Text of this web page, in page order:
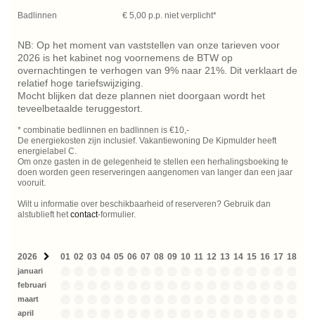
Badlinnen € 5,00 p.p. niet verplicht*
NB: Op het moment van vaststellen van onze tarieven voor
2026 is het kabinet nog voornemens de BTW op
overnachtingen te verhogen van 9% naar 21%. Dit verklaart de
relatief hoge tariefswijziging.
Mocht blijken dat deze plannen niet doorgaan wordt het
teveelbetaalde teruggestort.
* combinatie bedlinnen en badlinnen is €10,-
De energiekosten zijn inclusief. Vakantiewoning De Kipmulder heeft
energielabel C.
Om onze gasten in de gelegenheid te stellen een herhalingsboeking te
doen worden geen reserveringen aangenomen van langer dan een jaar
vooruit.
Wilt u informatie over beschikbaarheid of reserveren? Gebruik dan
alstublieft het contact-formulier.
2026 01 02 03 04 05 06 07 08 09 10 11 12 13 14 15 16 17 18
januari
februari
maart
april